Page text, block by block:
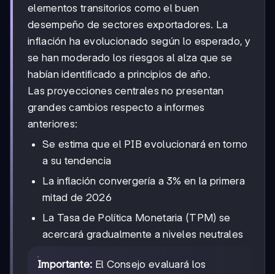
elementos transitorios como el buen
desempeño de sectores exportadores. La
inflación ha evolucionado según lo esperado, y
se han moderado los riesgos al alza que se
habían identificado a principios de año.
Las proyecciones centrales no presentan
grandes cambios respecto a informes
anteriores:
Se estima que el PIB evolucionará en torno
a su tendencia
La inflación convergería a 3% en la primera
mitad de 2026
La Tasa de Política Monetaria (TPM) se
acercará gradualmente a niveles neutrales
Importante: El Consejo evaluará los